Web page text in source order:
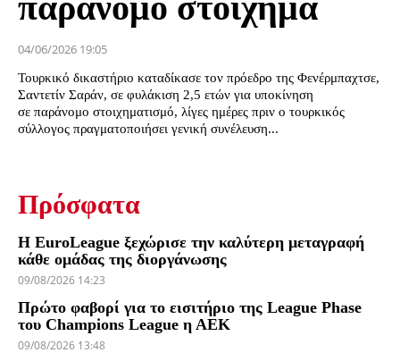
04/06/2026 19:05
Τουρκικό δικαστήριο καταδίκασε τον πρόεδρο της Φενέρμπαχτσε,
Σαντετίν Σαράν, σε φυλάκιση 2,5 ετών για υποκίνηση
σε παράνομο στοιχηματισμό, λίγες ημέρες πριν ο τουρκικός
σύλλογος πραγματοποιήσει γενική συνέλευση...
Πρόσφατα
Η EuroLeague ξεχώρισε την καλύτερη μεταγραφή
κάθε ομάδας της διοργάνωσης
09/08/2026 14:23
Πρώτο φαβορί για το εισιτήριο της League Phase
του Champions League η ΑΕΚ
09/08/2026 13:48